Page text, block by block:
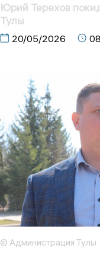
Юрий Терехов
Тулы
20/05/2026
© Администрация Тулы